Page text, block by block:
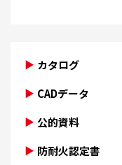
カタログ
CADデータ
公的資料
防耐火認定書